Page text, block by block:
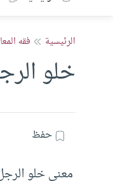
الرئيسية فقه
خلو
حفظ
معنى خلو